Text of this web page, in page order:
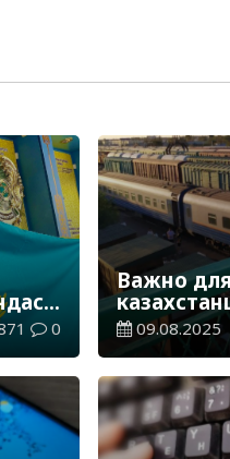
0
Важно
делать,
опоздали
09.08.2025